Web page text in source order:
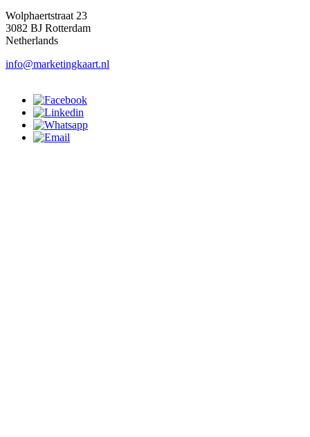
Wolphaertstraat 23
3082 BJ Rotterdam
Netherlands
info@marketingkaart.nl